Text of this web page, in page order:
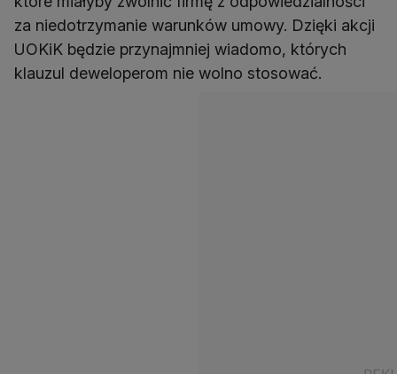
za niedotrzymanie warunków umowy. Dzięki akcji
UOKiK będzie przynajmniej wiadomo, których
klauzul deweloperom nie wolno stosować.